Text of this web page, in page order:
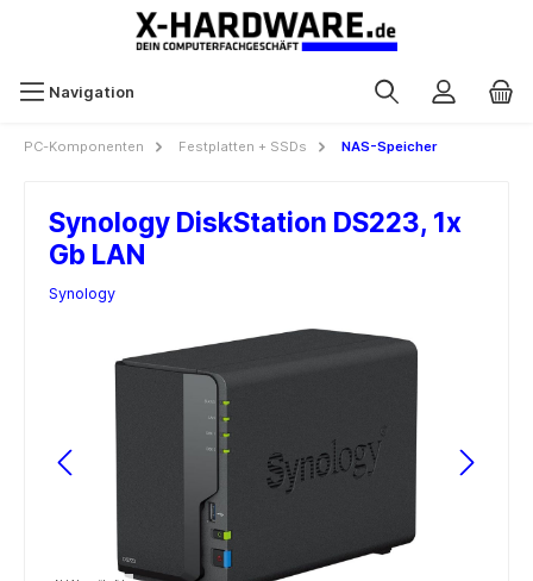
Navigation
PC-Komponenten Festplatten + SSDs NAS-Speicher
Synology DiskStation DS223, 1x
Gb LAN
Synology